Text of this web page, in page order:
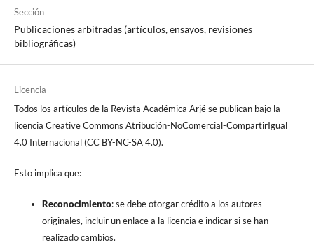
Sección
Publicaciones arbitradas (artículos, ensayos, revisiones
bibliográficas)
Licencia
Todos los artículos de la Revista Académica Arjé se publican bajo la
licencia Creative Commons Atribución-NoComercial-CompartirIgual
4.0 Internacional (CC BY-NC-SA 4.0).
Esto implica que:
Reconocimiento: se debe otorgar crédito a los autores
originales, incluir un enlace a la licencia e indicar si se han
realizado cambios.